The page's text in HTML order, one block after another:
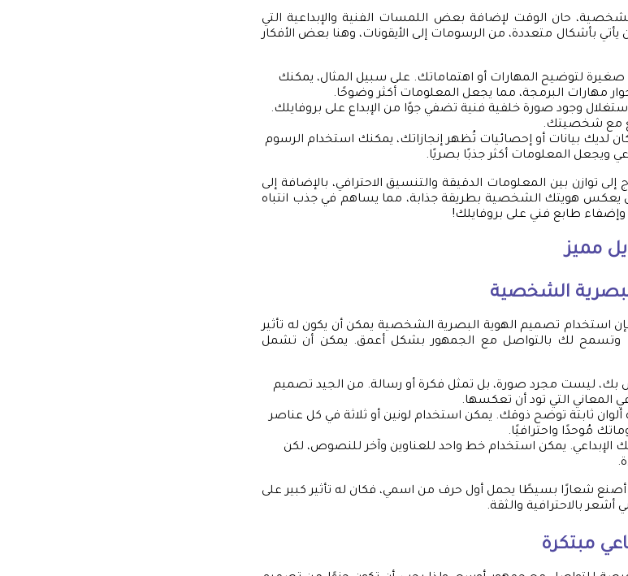
حان الوقت لإضافة بعض اللمسات الفنية والإبداعية التي
يأتي بأشكال متعددة، من الرسومات إلى الأيقونات، وهنا بعض الأفكار
صغيرة لتوضيح المهارات أو اهتماماتك. على سبيل المثال، يمكنك
مهارات البرمجة، مما يجعل المعلومات أكثر وضوحًا.
وجود صورة خلفية فنية تضفي جوًا من الإبداع على بروفايلك.
مع شخصيتك.
كان لديك بيانات أو إحصائيات تُظهر إنجازاتك، يمكنك استخدام الرسوم
ويجعل المعلومات أكثر جذبًا بصريًا.
توازن بين المعلومات الدقيقة والتنسيق الاحترافي، بالإضافة إلى
أن يعكس هويتك الشخصية بطريقة جذابة، مما يساهم في جذب انتباه
وإضفاء طابع فني على بروفايلك!
مميز
الشخصية
استخدام تصميم الهوية البصرية الشخصية يمكن أن يكون له تأثير
وتسمح لك بالتواصل مع الجمهور بشكل أعمق. يمكن أن تشمل
ليست مجرد صورة، بل تمثل فكرة أو رسالة. من الجيد تصميم
التي تود أن تعكسها.
ثابتة توضح ذوقك. يمكن استخدام لونين أو ثلاثة في كل عناصر
مُوحدًا واحترافيًا.
الإبداعي. يمكن استخدام خط واحد للعناوين وآخر للنصوص، لكن
أصنع شعارًا بسيطًا يحمل أول حرف من اسمي، فكان له تأثير كبير على
بالاحترافية والثقة.
مبتكرة